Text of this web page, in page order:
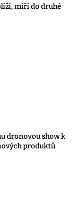
míří do druhé
dronovou show k
produktů